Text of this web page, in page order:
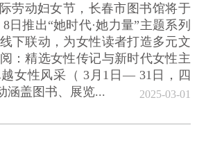
劳动妇女节，长春市图书馆将于
日推出“她时代·她力量”主题系列
下联动，为女性读者打造多元文
：精选女性传记与新时代女性主
女性风采（ 3月1日— 31日，四
涵盖图书、展览...
2025-03-01